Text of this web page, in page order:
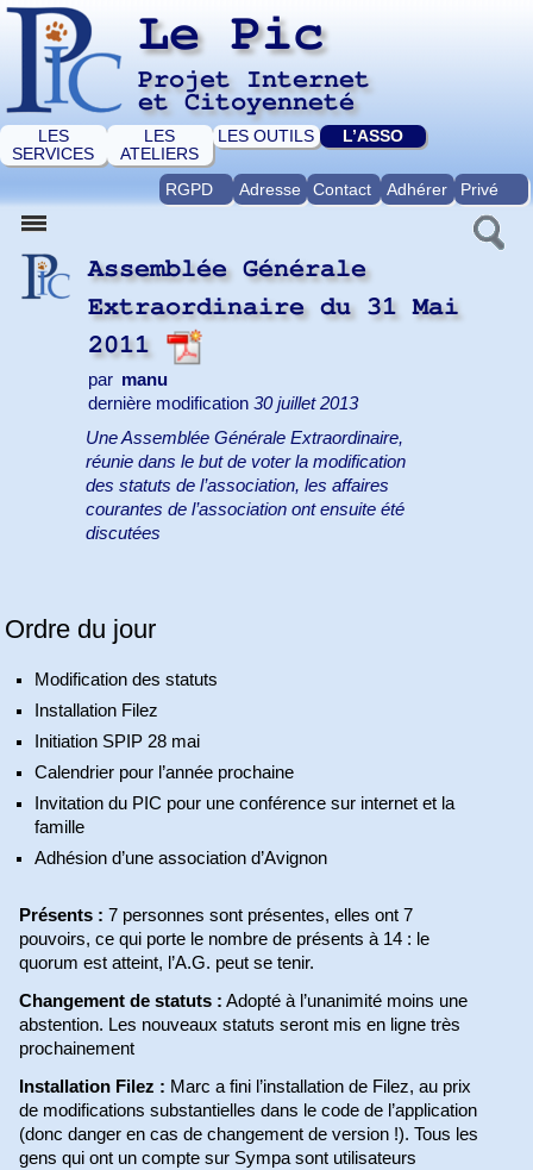
Le Pic
Projet Internet
et Citoyenneté
LES
SERVICES
LES
ATELIERS
LES OUTILS L’ASSO
RGPD Adresse Contact Adhérer Privé
Assemblée Générale
Extraordinaire du 31 Mai
2011
par manu
dernière modification 30 juillet 2013
Une Assemblée Générale Extraordinaire,
réunie dans le but de voter la modification
des statuts de l’association, les affaires
courantes de l’association ont ensuite été
discutées
Ordre du jour
Modification des statuts
Installation Filez
Initiation SPIP 28 mai
Calendrier pour l’année prochaine
Invitation du PIC pour une conférence sur internet et la
famille
Adhésion d’une association d’Avignon
Présents : 7 personnes sont présentes, elles ont 7
pouvoirs, ce qui porte le nombre de présents à 14 : le
quorum est atteint, l’A.G. peut se tenir.
Changement de statuts : Adopté à l’unanimité moins une
abstention. Les nouveaux statuts seront mis en ligne très
prochainement
Installation Filez : Marc a fini l’installation de Filez, au prix
de modifications substantielles dans le code de l’application
(donc danger en cas de changement de version !). Tous les
gens qui ont un compte sur Sympa sont utilisateurs